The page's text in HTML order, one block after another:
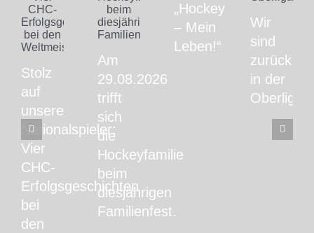
Stolz
auf
unsere
Nationalspieler:
Vier
CHC-
Erfolgsgeschichten
bei
den
Am
29.08.2026
trifft
sich
die
Hockeyfamilie
beim
diesjährigen
Familienfest.
„Hockey
– Mein
Leben!“
Wir
sind
zurück
in der
Oberliga!